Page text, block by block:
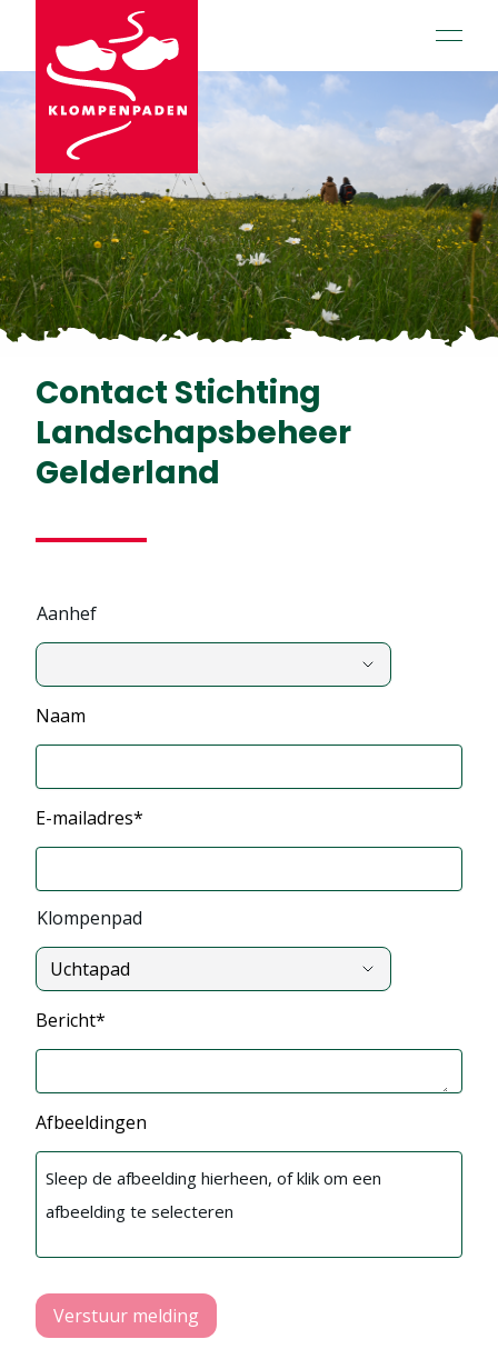
open
Contact Stichting
Landschapsbeheer
Gelderland
Aanhef
Aanhef
Naam
E-mailadres*
Klompenpad
Uchtapad
,
Bericht*
Afbeeldingen
Sleep de afbeelding hierheen, of klik om een
afbeelding te selecteren
Verstuur melding